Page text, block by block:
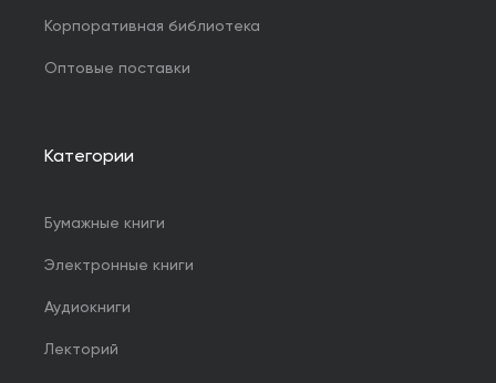
Корпоративная библиотека
Оптовые поставки
Категории
Бумажные книги
Электронные книги
Аудиокниги
Лекторий